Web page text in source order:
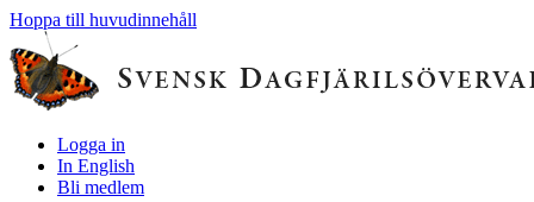
Hoppa till huvudinnehåll
Logga in
In English
Bli medlem